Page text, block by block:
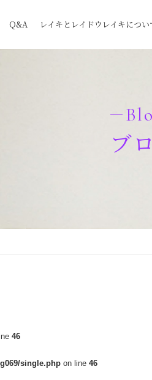
Q&A レイキとレイドウレイキについ
ブ
46
single.php on line 46